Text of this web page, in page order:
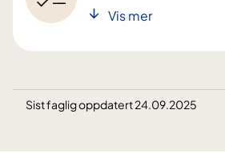
Vis mer
Sist faglig oppdatert 24.09.2025